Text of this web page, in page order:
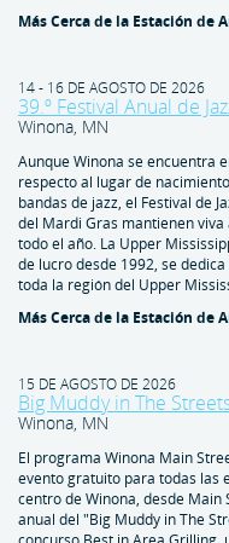
Más Cerca de la Estación de
14 - 16 DE AGOSTO DE 2026
39.º Festival Anual de
Winona, MN
Aunque Winona se encuentra
respecto al lugar de
bandas de jazz, el Festival de
del Mardi Gras mantienen
todo el año. La Upper
de lucro desde 1992, se
toda la región del Upper
Más Cerca de la Estación de
15 DE AGOSTO DE 2026
Big Muddy in The
Winona, MN
El programa Winona Main
evento gratuito para todas las
centro de Winona, desde Main
anual del "Big Muddy in The